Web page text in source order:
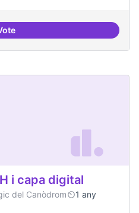
Memòria HIstòrica
i capa digital
del Canòdrom
1 any